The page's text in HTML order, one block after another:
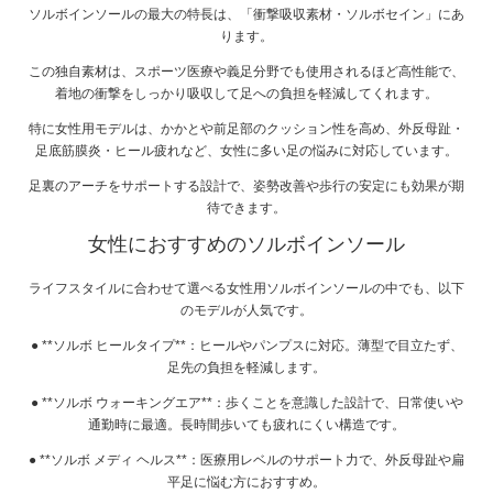
ソルボインソールの最大の特長は、「衝撃吸収素材・ソルボセイン」にあ
ります。
この独自素材は、スポーツ医療や義足分野でも使用されるほど高性能で、
着地の衝撃をしっかり吸収して足への負担を軽減してくれます。
特に女性用モデルは、かかとや前足部のクッション性を高め、外反母趾・
足底筋膜炎・ヒール疲れなど、女性に多い足の悩みに対応しています。
足裏のアーチをサポートする設計で、姿勢改善や歩行の安定にも効果が期
待できます。
女性におすすめのソルボインソール
ライフスタイルに合わせて選べる女性用ソルボインソールの中でも、以下
のモデルが人気です。
● **ソルボ ヒールタイプ**：ヒールやパンプスに対応。薄型で目立たず、
足先の負担を軽減します。
● **ソルボ ウォーキングエア**：歩くことを意識した設計で、日常使いや
通勤時に最適。長時間歩いても疲れにくい構造です。
● **ソルボ メディ ヘルス**：医療用レベルのサポート力で、外反母趾や扁
平足に悩む方におすすめ。